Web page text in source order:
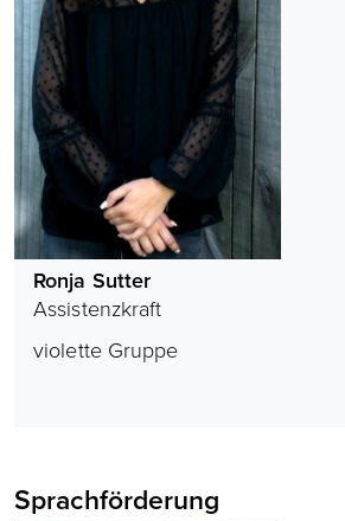
Ronja Sutter
Assistenzkraft
violette Gruppe
Sprachförderung